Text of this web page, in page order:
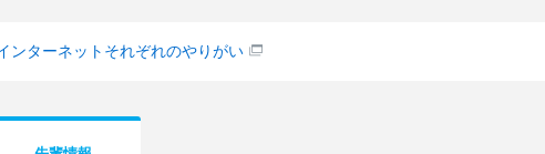
ンターネットそれぞれのやりがい